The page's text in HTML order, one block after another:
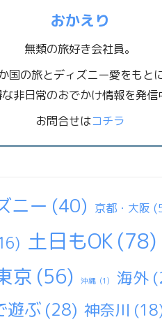
おかえり
無類の旅好き会社員。
国の旅とディズニー愛をもとに
非日常のおでかけ情報を発信
お問合せはコチラ
ニー (40) 京都・大阪
土日もOK(78)
京 (56) 沖縄 (1) 海外
遊ぶ (28) 神奈川